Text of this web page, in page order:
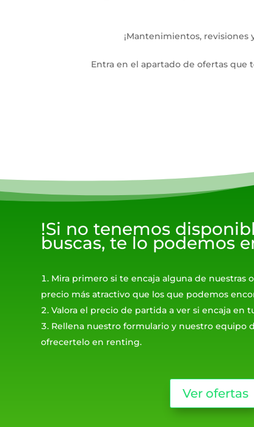
¡Mantenimientos, revisiones
Entra en el apartado de ofertas que
!Si no tenemos
buscas, te lo podemos
Mira primero si te encaja alguna de nuestras
precio más atractivo que los que podemos
Valora el precio de partida a ver si encaja en
Rellena nuestro formulario y nuestro equipo
ofrecertelo en renting.
Ver ofertas